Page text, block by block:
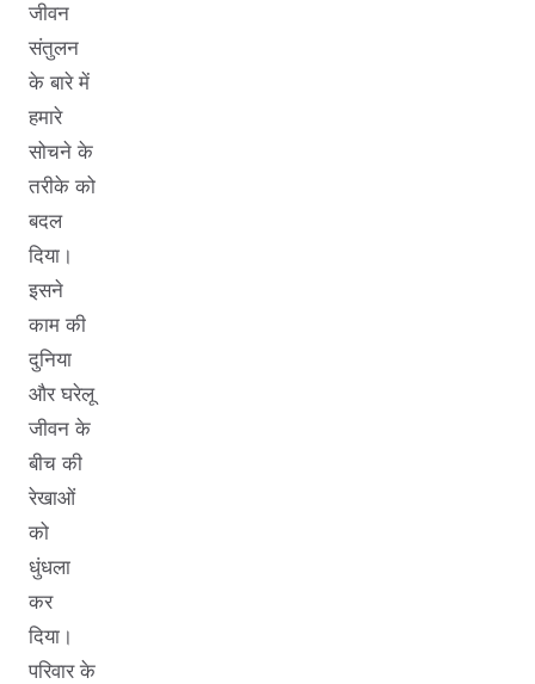
जीवन
संतुलन
के बारे में
हमारे
सोचने के
तरीके को
बदल
दिया।
इसने
काम की
दुनिया
और घरेलू
जीवन के
बीच की
रेखाओं
को
धुंधला
कर
दिया।
परिवार के